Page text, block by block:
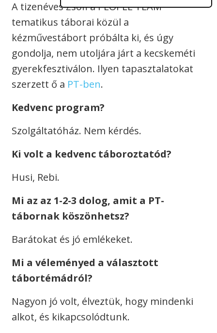
A tizenéves Zsófi a PEOPLE TEAM
tematikus táborai közül a
kézművestábort próbálta ki, és úgy
gondolja, nem utoljára járt a kecskeméti
gyerekfesztiválon. Ilyen tapasztalatokat
szerzett ő a PT-ben.
Kedvenc program?
Szolgáltatóház. Nem kérdés.
Ki volt a kedvenc táboroztatód?
Husi, Rebi.
Mi az az 1-2-3 dolog, amit a PT-
tábornak köszönhetsz?
Barátokat és jó emlékeket.
Mi a véleményed a választott
tábortémádról?
Nagyon jó volt, élveztük, hogy mindenki
alkot, és kikapcsolódtunk.